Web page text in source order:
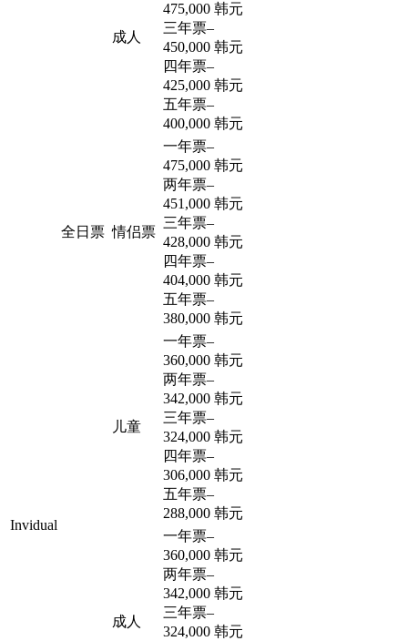
Invidual
全日票
成人
475,000 韩元
三年票–
450,000 韩元
四年票–
425,000 韩元
五年票–
400,000 韩元
情侣票
一年票–
475,000 韩元
两年票–
451,000 韩元
三年票–
428,000 韩元
四年票–
404,000 韩元
五年票–
380,000 韩元
儿童
一年票–
360,000 韩元
两年票–
342,000 韩元
三年票–
324,000 韩元
四年票–
306,000 韩元
五年票–
288,000 韩元
成人
一年票–
360,000 韩元
两年票–
342,000 韩元
三年票–
324,000 韩元